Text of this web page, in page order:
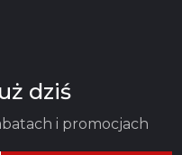
dziś
i promocjach